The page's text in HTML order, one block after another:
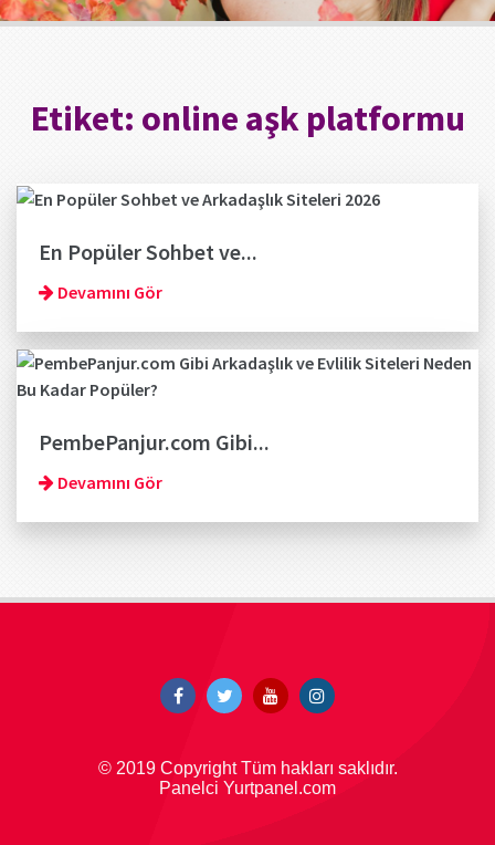
Etiket: online aşk platformu
En Popüler Sohbet ve...
Devamını Gör
PembePanjur.com Gibi...
Devamını Gör
© 2019 Copyright Tüm hakları saklıdır.
Panelci Yurtpanel.com